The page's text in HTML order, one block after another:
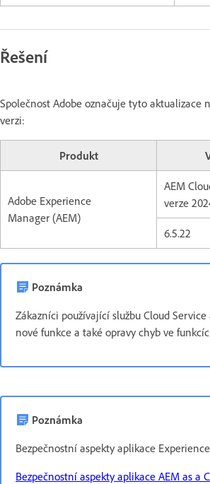
Řešení
Společnost Adobe označuje tyto aktualizace
verzi:
Produkt
Adobe Experience
Manager (AEM)
AEM
verze
6.5.22
Poznámka
Zákazníci používající službu Cloud
nové funkce a také opravy chyb ve
Poznámka
Bezpečnostní aspekty aplikace
Bezpečnostní aspekty aplikace AEM as a